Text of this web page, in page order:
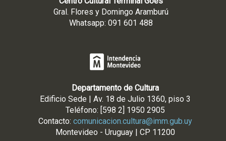
Gral. Flores y Domingo Aramburú
Whatsapp: 091 601 488
Departamento de Cultura
Edificio Sede | Av. 18 de Julio 1360, piso 3
Teléfono: [598 2] 1950 2905
Contacto: comunicacion.cultura@imm.gub.uy
Montevideo - Uruguay | CP 11200